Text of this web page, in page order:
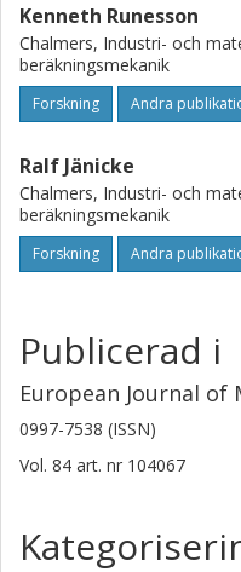
Kenneth Runesson
Chalmers, Industri- och
beräkningsmekanik
Forskning Andra
Ralf Jänicke
Chalmers, Industri- och
beräkningsmekanik
Forskning Andra
Publicerad i
European Journal of
0997-7538 (ISSN)
Vol. 84 art. nr 104067